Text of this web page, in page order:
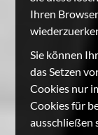
Ihren
Sie können
das Setzen
Cookies nur
Cookies für
ausschließen